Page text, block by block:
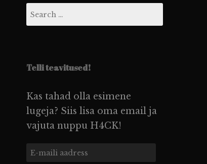
for:
Telli teavitused!
Kas tahad olla esimene
lugeja? Siis lisa oma email ja
vajuta nuppu H4CK!
E-
maili